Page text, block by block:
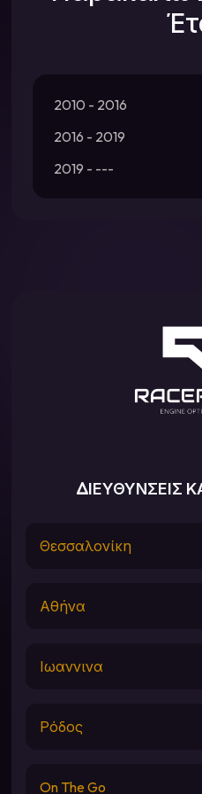
2010 - 2016
2016 - 2019
2019 - ---
ΔΙΕΥΘΥΝΣΕΙΣ
Θεσσαλονίκη
Αθήνα
Ιωαννινα
Ρόδος
On The Go